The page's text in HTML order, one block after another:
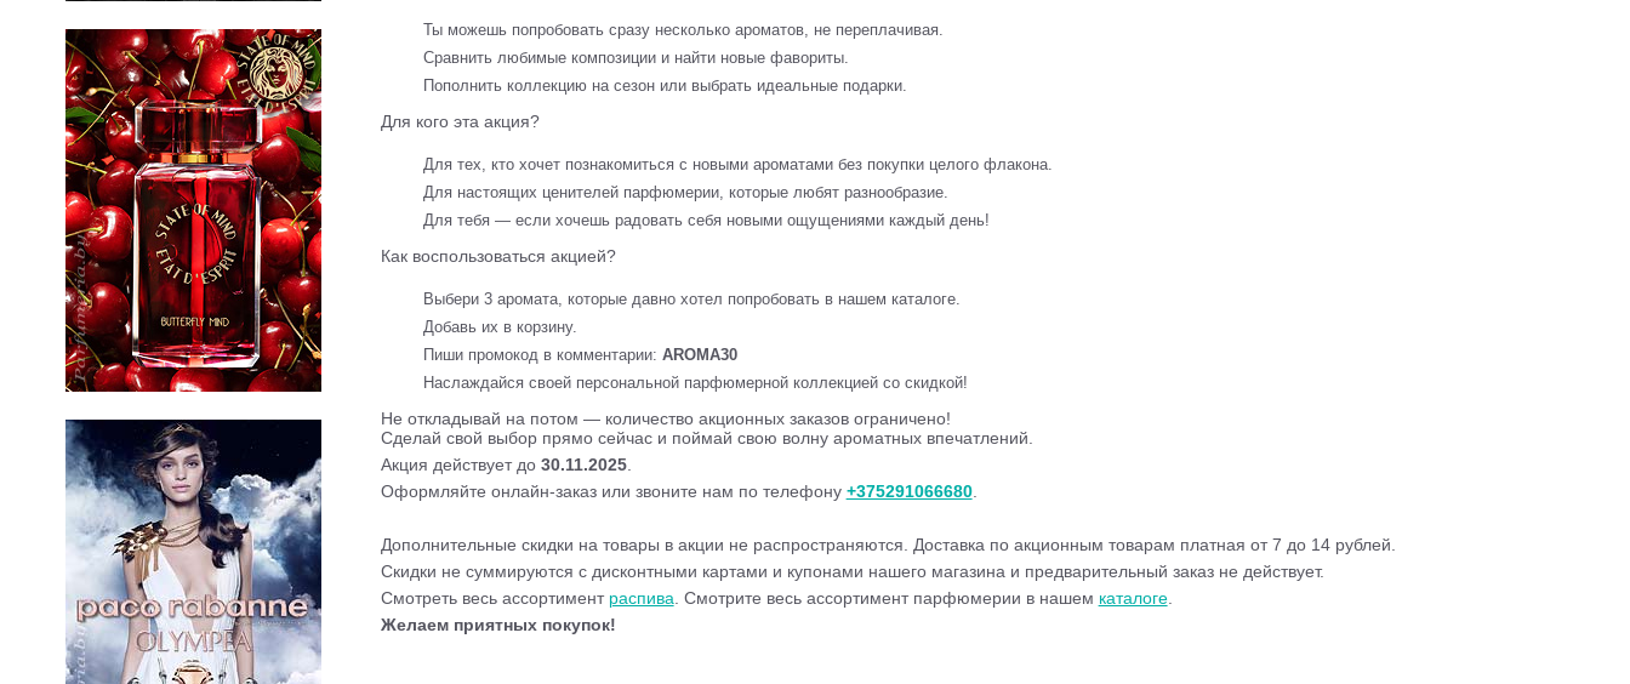
Ты можешь попробовать сразу несколько ароматов, не переплачивая.
Сравнить любимые композиции и найти новые фавориты.
Пополнить коллекцию на сезон или выбрать идеальные подарки.
Для кого эта акция?
Для тех, кто хочет познакомиться с новыми ароматами без покупки целого флакона.
Для настоящих ценителей парфюмерии, которые любят разнообразие.
Для тебя — если хочешь радовать себя новыми ощущениями каждый день!
Как воспользоваться акцией?
Выбери 3 аромата, которые давно хотел попробовать в нашем каталоге.
Добавь их в корзину.
Пиши промокод в комментарии: AROMA30
Наслаждайся своей персональной парфюмерной коллекцией со скидкой!
Не откладывай на потом — количество акционных заказов ограничено!
Сделай свой выбор прямо сейчас и поймай свою волну ароматных впечатлений.
Акция действует до 30.11.2025.
Оформляйте онлайн-заказ или звоните нам по телефону +375291066680.
Дополнительные скидки на товары в акции не распространяются. Доставка по акционным товарам платная от 7 до 14 рублей.
Скидки не суммируются с дисконтными картами и купонами нашего магазина и предварительный заказ не действует.
Смотреть весь ассортимент распива. Смотрите весь ассортимент парфюмерии в нашем каталоге.
Желаем приятных покупок!